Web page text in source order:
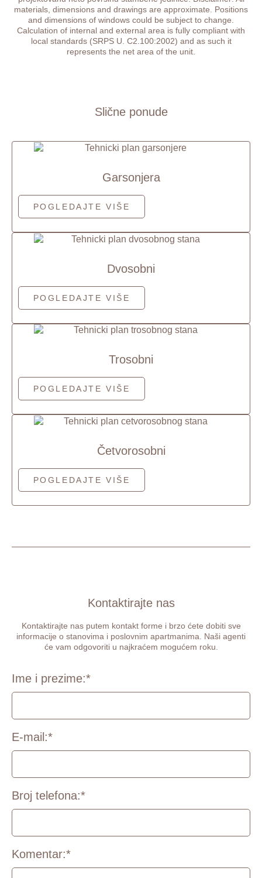
materials, dimensions and drawings are approximate. Positions
and dimensions of windows could be subject to change.
Calculation of internal and external area is fully compliant with
local standards (SRPS U. C2.100:2002) and as such it
represents the net area of the unit.
Slične ponude
Garsonjera
POGLEDAJTE VIŠE
Dvosobni
POGLEDAJTE VIŠE
Trosobni
POGLEDAJTE VIŠE
Četvorosobni
POGLEDAJTE VIŠE
Kontaktirajte nas
Kontaktirajte nas putem kontakt forme i brzo ćete dobiti sve
informacije o stanovima i poslovnim apartmanima. Naši agenti
će vam odgovoriti u najkraćem mogućem roku.
Ime i prezime:*
E-mail:*
Broj telefona:*
Komentar:*